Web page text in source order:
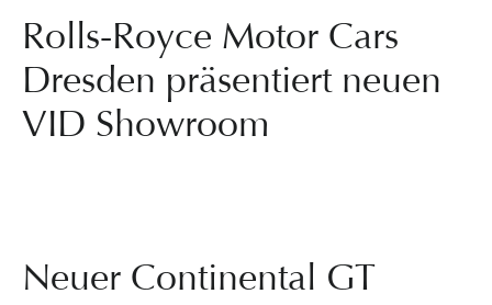
Rolls-Royce Motor Cars
Dresden präsentiert neuen
VID Showroom
Neuer Continental GT